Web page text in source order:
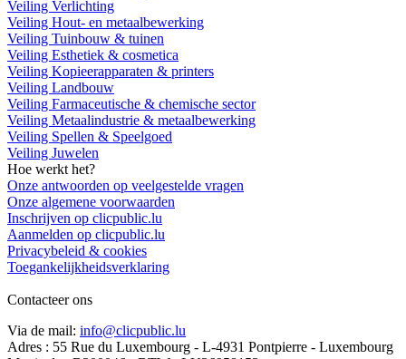
Veiling Verlichting
Veiling Hout- en metaalbewerking
Veiling Tuinbouw & tuinen
Veiling Esthetiek & cosmetica
Veiling Kopieerapparaten & printers
Veiling Landbouw
Veiling Farmaceutische & chemische sector
Veiling Metaalindustrie & metaalbewerking
Veiling Spellen & Speelgoed
Veiling Juwelen
Hoe werkt het?
Onze antwoorden op veelgestelde vragen
Onze algemene voorwaarden
Inschrijven op clicpublic.lu
Aanmelden op clicpublic.lu
Privacybeleid & cookies
Toegankelijkheidsverklaring
Contacteer ons
Via de mail: info@clicpublic.lu
Adres : 55 Rue du Luxembourg - L-4931 Pontpierre - Luxembourg